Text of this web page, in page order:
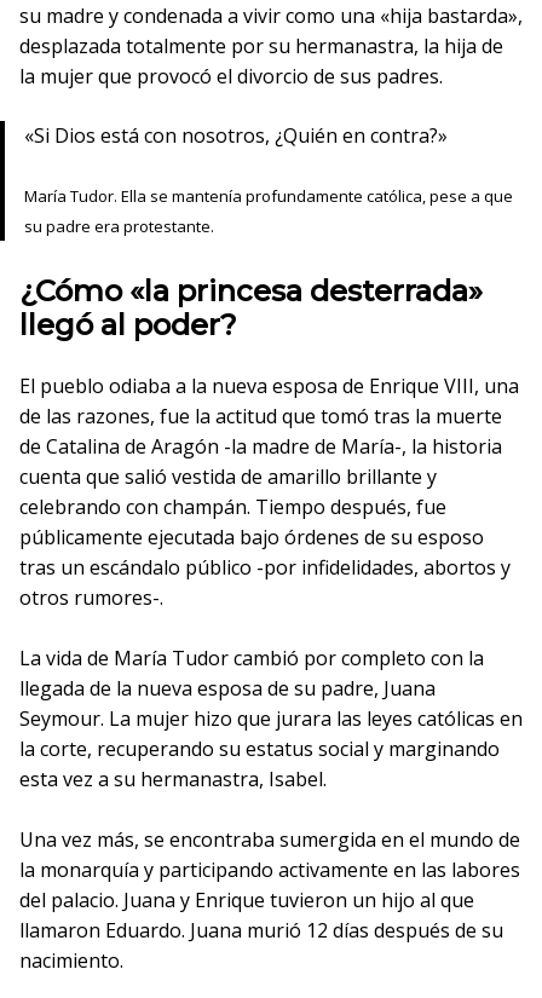
su madre y condenada a vivir como una «hija bastarda»,
desplazada totalmente por su hermanastra, la hija de
la mujer que provocó el divorcio de sus padres.
«Si Dios está con nosotros, ¿Quién en contra?»
María Tudor. Ella se mantenía profundamente católica, pese a que
su padre era protestante.
¿Cómo «la princesa desterrada»
llegó al poder?
El pueblo odiaba a la nueva esposa de Enrique VIII, una
de las razones, fue la actitud que tomó tras la muerte
de Catalina de Aragón -la madre de María-, la historia
cuenta que salió vestida de amarillo brillante y
celebrando con champán. Tiempo después, fue
públicamente ejecutada bajo órdenes de su esposo
tras un escándalo público -por infidelidades, abortos y
otros rumores-.
La vida de María Tudor cambió por completo con la
llegada de la nueva esposa de su padre, Juana
Seymour. La mujer hizo que jurara las leyes católicas en
la corte, recuperando su estatus social y marginando
esta vez a su hermanastra, Isabel.
Una vez más, se encontraba sumergida en el mundo de
la monarquía y participando activamente en las labores
del palacio. Juana y Enrique tuvieron un hijo al que
llamaron Eduardo. Juana murió 12 días después de su
nacimiento.